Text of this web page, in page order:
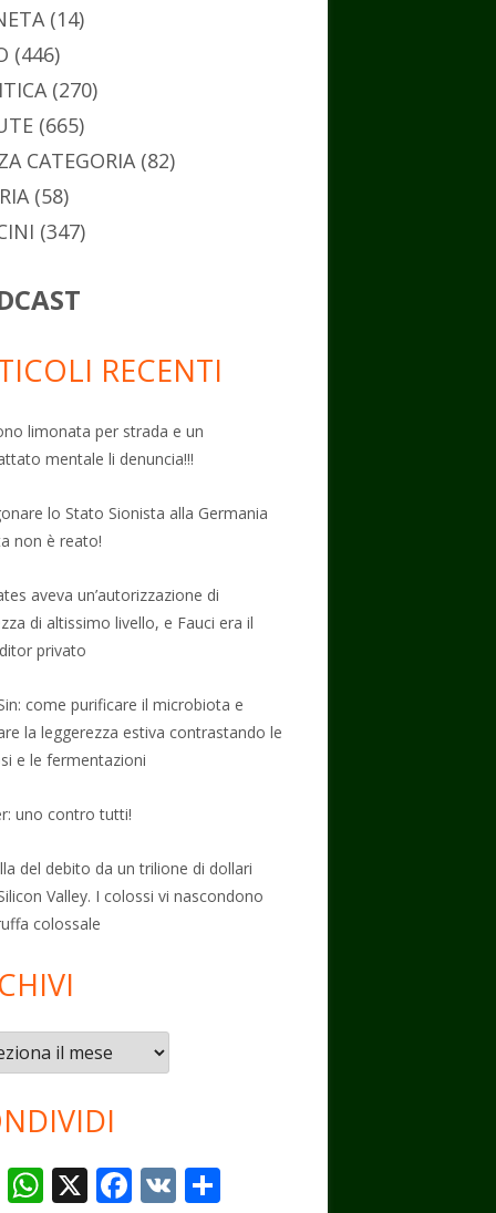
(14)
(446)
(270)
(665)
CATEGORIA(82)
(58)
(347)
RECENTI
limonata per strada e un
mentale li denuncia!!!
lo Stato Sionista alla Germania
non è reato!
aveva un’autorizzazione di
di altissimo livello, e Fauci era il
privato
come purificare il microbiota e
la leggerezza estiva contrastando le
e le fermentazioni
uno contro tutti!
del debito da un trilione di dollari
Valley. I colossi vi nascondono
colossale
T W X F V